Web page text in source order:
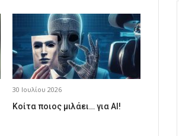
30 Ιουλίου 2026
Κοίτα ποιος μιλάει… για AI!